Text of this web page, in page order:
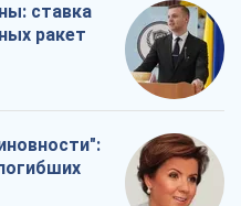
ставка
ракет